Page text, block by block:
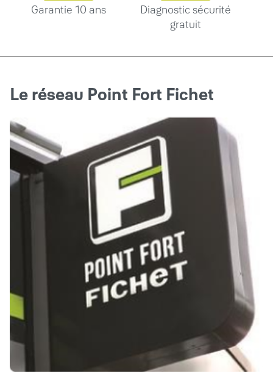
Garantie 10 ans
Diagnostic sécurité
gratuit
Le réseau Point Fort Fichet